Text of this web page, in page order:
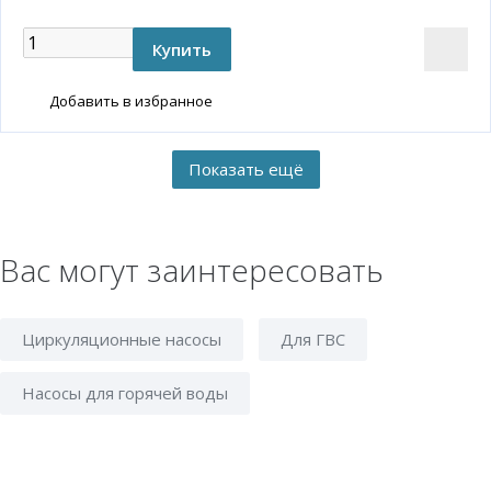
Добавить в избранное
Вас могут заинтересовать
Циркуляционные насосы Для ГВС
Насосы для горячей воды